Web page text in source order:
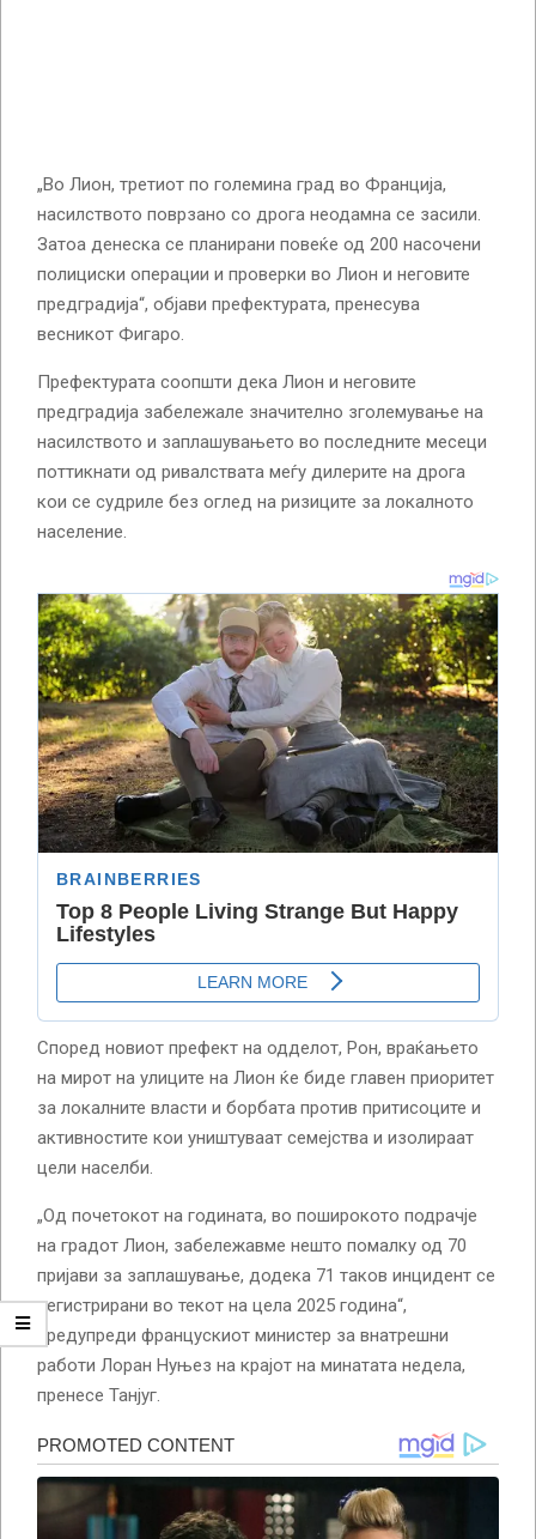
„Во Лион, третиот по големина град во Франција,
насилството поврзано со дрога неодамна се засили.
Затоа денеска се планирани повеќе од 200 насочени
полициски операции и проверки во Лион и неговите
предградија“, објави префектурата, пренесува
весникот Фигаро.
Префектурата соопшти дека Лион и неговите
предградија забележале значително зголемување на
насилството и заплашувањето во последните месеци
поттикнати од ривалствата меѓу дилерите на дрога
кои се судриле без оглед на ризиците за локалното
население.
Според новиот префект на одделот, Рон, враќањето
на мирот на улиците на Лион ќе биде главен приоритет
за локалните власти и борбата против притисоците и
активностите кои уништуваат семејства и изолираат
цели населби.
„Од почетокот на годината, во поширокото подрачје
на градот Лион, забележавме нешто помалку од 70
пријави за заплашување, додека 71 таков инцидент се
регистрирани во текот на цела 2025 година“,
предупреди францускиот министер за внатрешни
работи Лоран Нуњез на крајот на минатата недела,
пренесе Танјуг.